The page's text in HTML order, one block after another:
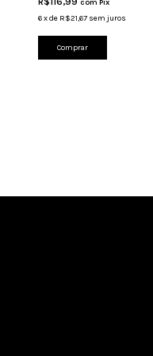
com Pix
6xde R$21,67 sem juros
Comprar